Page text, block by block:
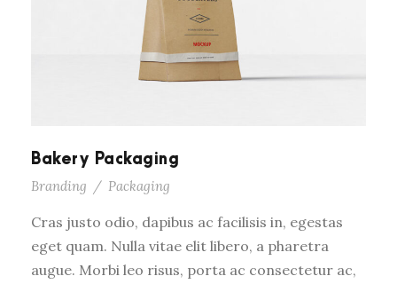
Bakery Packaging
Branding / Packaging
Cras justo odio, dapibus ac facilisis in, egestas
eget quam. Nulla vitae elit libero, a pharetra
augue. Morbi leo risus, porta ac consectetur ac,